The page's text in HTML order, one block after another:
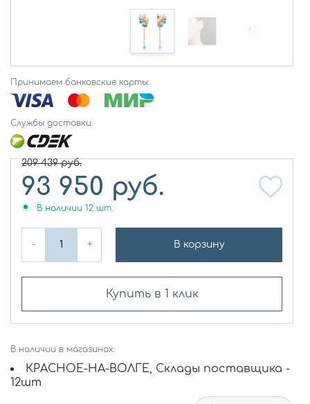
Принимаем банковские карты:
Службы доставки:
209 439руб.
93 950 руб.
В наличии 12 шт.
- + В корзину
Купить в 1 клик
В наличии в магазинах:
КРАСНОЕ-НА-ВОЛГЕ, Склады поставщика -
12шт